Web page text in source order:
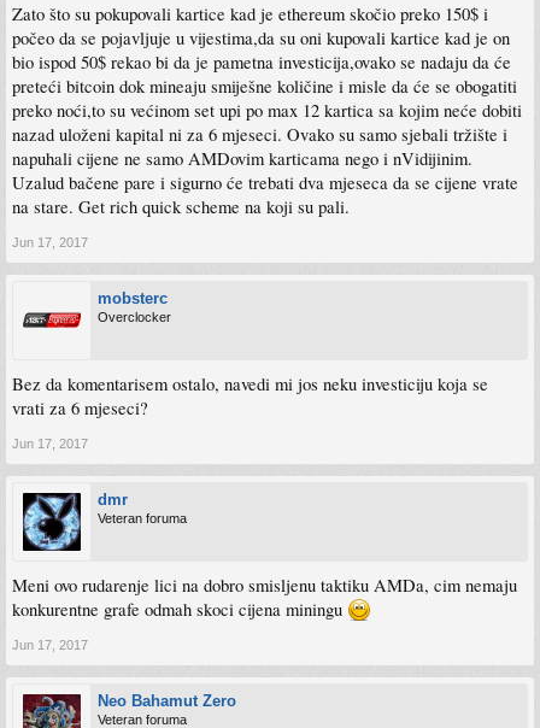
Zato što su pokupovali kartice kad je ethereum skočio preko 150$ i
počeo da se pojavljuje u vijestima,da su oni kupovali kartice kad je on
bio ispod 50$ rekao bi da je pametna investicija,ovako se nadaju da će
preteći bitcoin dok mineaju smiješne količine i misle da će se obogatiti
preko noći,to su većinom set upi po max 12 kartica sa kojim neće dobiti
nazad uloženi kapital ni za 6 mjeseci. Ovako su samo sjebali tržište i
napuhali cijene ne samo AMDovim karticama nego i nVidijinim.
Uzalud bačene pare i sigurno će trebati dva mjeseca da se cijene vrate
na stare. Get rich quick scheme na koji su pali.
Jun 17, 2017
mobsterc
Overclocker
Bez da komentarisem ostalo, navedi mi jos neku investiciju koja se
vrati za 6 mjeseci?
Jun 17, 2017
dmr
Veteran foruma
Meni ovo rudarenje lici na dobro smisljenu taktiku AMDa, cim nemaju
konkurentne grafe odmah skoci cijena miningu
Jun 17, 2017
Neo Bahamut Zero
Veteran foruma